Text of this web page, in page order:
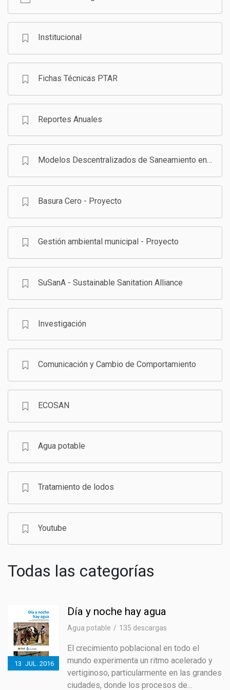
Institucional
Fichas Técnicas PTAR
Reportes Anuales
Modelos Descentralizados de Saneamiento en Bolivia - Programa
Basura Cero - Proyecto
Gestión ambiental municipal - Proyecto
SuSanA - Sustainable Sanitation Alliance
Investigación
Comunicación y Cambio de Comportamiento
ECOSAN
Agua potable
Tratamiento de lodos
Youtube
Todas las categorías
13 JUL. 2016
Día y noche hay agua
Agua potable 135 descargas
El crecimiento poblacional en todo el
mundo experimenta un ritmo acelerado y
vertiginoso, particularmente en las grandes
ciudades, donde los procesos de...